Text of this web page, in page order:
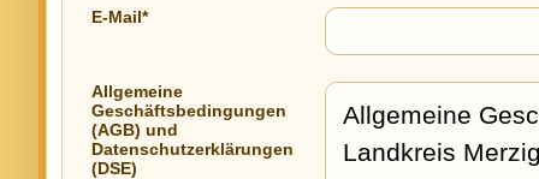
E-Mail*
Allgemeine
Geschäftsbedingungen
(AGB) und
Datenschutzerklärungen
(DSE)